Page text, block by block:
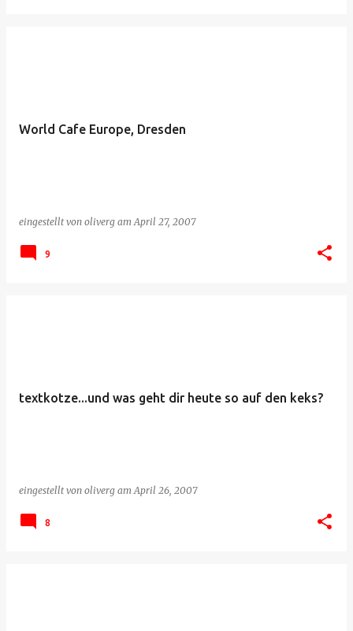
World Cafe Europe, Dresden
eingestellt von oliverg amApril 27, 2007
9
textkotze...und was geht dir heute so auf den keks?
eingestellt von oliverg amApril 26, 2007
8